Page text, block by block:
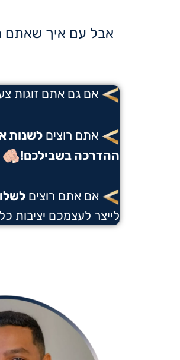
אבל עם איך שאתם
אם גם אתם זוגות צעירים בני 25-35,
אתם רוצים לשנות
ההדרכה בשבילכם!
אם אתם רוצים
לייצר לעצמכם יציבות